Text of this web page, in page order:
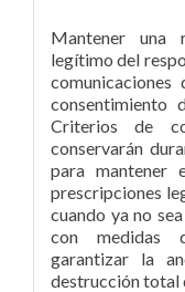
Mantener una
legítimo del
consentimiento
Criterios de
conservarán
para mantener
prescripciones
cuando ya no
con medidas
garantizar la
destrucción total